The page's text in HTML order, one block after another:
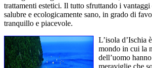
trattamenti estetici. Il tutto sfruttando i
salubre e ecologicamente sano, in grado di
tranquillo e piacevole.
L’isola d’Ischia
mondo in cui la
dell’uomo
meraviglie che